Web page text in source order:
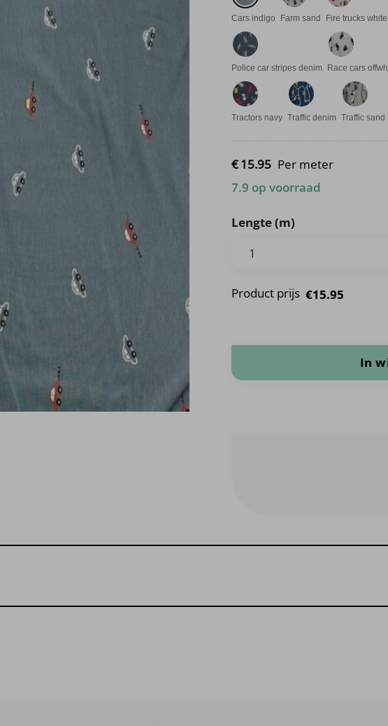
Cars indigo Farm sand Fire trucks white
Police car stripes denim Race cars
Tractors navy Traffic denim Traffic sand
€15.95 Per meter
7.9 op voorraad
Lengte (m)
Product prijs €15.95
In